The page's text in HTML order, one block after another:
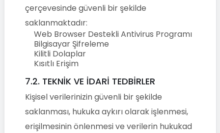
çerçevesinde güvenli bir şekilde
saklanmaktadır:
Web Browser Destekli Antivirus Programı
Bilgisayar Şifreleme
Kilitli Dolaplar
Kısıtlı Erişim
7.2. TEKNİK VE İDARİ TEDBİRLER
Kişisel verilerinizin güvenli bir şekilde
saklanması, hukuka aykırı olarak işlenmesi,
erişilmesinin önlenmesi ve verilerin hukukad